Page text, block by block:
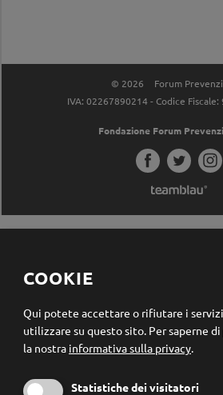
© 2026
Forum
IVA: 02267890214 - Codice
Fondazione Forum
COOKIE
Qui potete accettare o rifiutare i
utilizzare su questo sito. Per saperne
la nostra informativa sulla privacy.
Statistiche dei visitatori